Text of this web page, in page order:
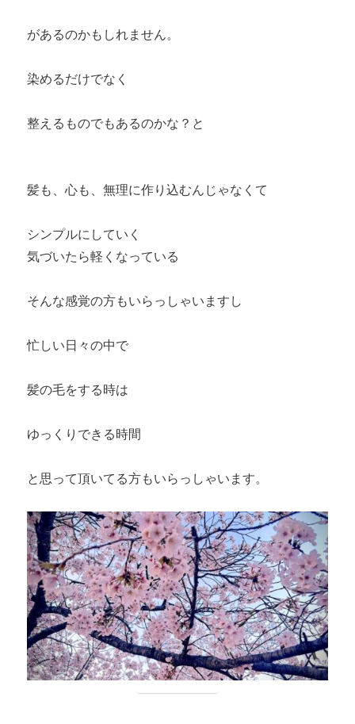
があるのかもしれません。
染めるだけでなく
整えるものでもあるのかな？と
髪も、心も、無理に作り込むんじゃなくて
シンプルにしていく
気づいたら軽くなっている
そんな感覚の方もいらっしゃいますし
忙しい日々の中で
髪の毛をする時は
ゆっくりできる時間
と思って頂いてる方もいらっしゃいます。